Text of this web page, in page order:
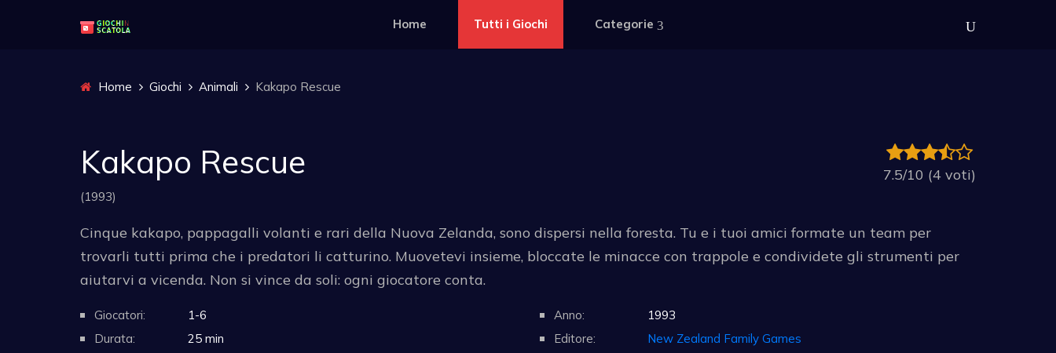
Home Tutti i Giochi Categorie
Home Giochi Animali Kakapo Rescue
Kakapo Rescue
(1993)
7.5/10 (4 voti)
Cinque kakapo, pappagalli volanti e rari della Nuova Zelanda, sono dispersi nella foresta. Tu e i tuoi amici formate un team per
trovarli tutti prima che i predatori li catturino. Muovetevi insieme, bloccate le minacce con trappole e condividete gli strumenti per
aiutarvi a vicenda. Non si vince da soli: ogni giocatore conta.
Giocatori:
1-6
Durata:
25 min
Anno:
1993
Editore:
New Zealand Family Games